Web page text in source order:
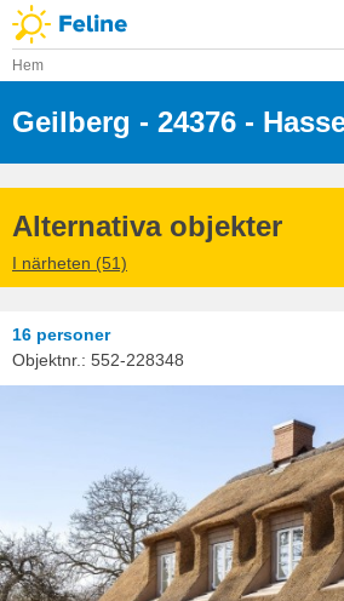
Hem
Geilberg - 24376 -
Alternativa objekter
I närheten (51)
16 personer
Objektnr.: 552-228348